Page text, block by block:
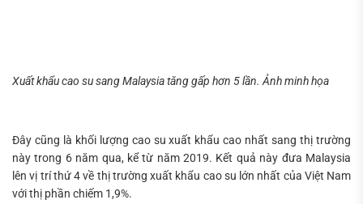
Xuất khẩu cao su sang Malaysia tăng gấp hơn 5 lần. Ảnh minh họa
Đây cũng là khối lượng cao su xuất khẩu cao nhất sang thị trường
này trong 6 năm qua, kể từ năm 2019. Kết quả này đưa Malaysia
lên vị trí thứ 4 về thị trường xuất khẩu cao su lớn nhất của Việt Nam
với thị phần chiếm 1,9%.